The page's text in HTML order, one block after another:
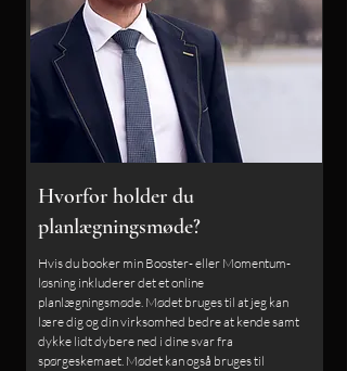
Hvorfor holder du
planlægningsmøde?
Hvis du booker min Booster- eller Momentum-
løsning inkluderer det et online
planlægningsmøde. Mødet bruges til at jeg kan
lære dig og din virksomhed bedre at kende samt
dykke lidt dybere ned i dine svar fra
spørgeskemaet. Mødet kan også bruges til